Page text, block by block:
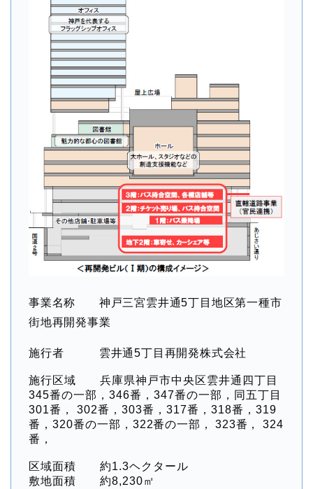
事業名称 神戸三宮雲井通5丁目地区第一種市
街地再開発事業
施行者 雲井通5丁目再開発株式会社
施行区域 兵庫県神戸市中央区雲井通四丁目
345番の一部，346番，347番の一部，同五丁目
301番， 302番，303番，317番，318番，319
番，320番の一部， 322番の一部， 323番， 324
番，
区域面積 約1.3ヘクタール
敷地面積 約8,230㎡